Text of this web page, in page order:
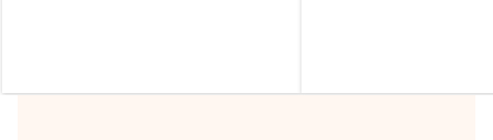
Hilfsbereitschaft!